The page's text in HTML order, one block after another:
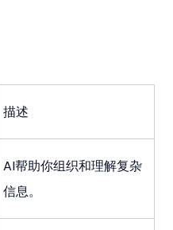
描述
AI帮助你组织和理解复杂
信息。